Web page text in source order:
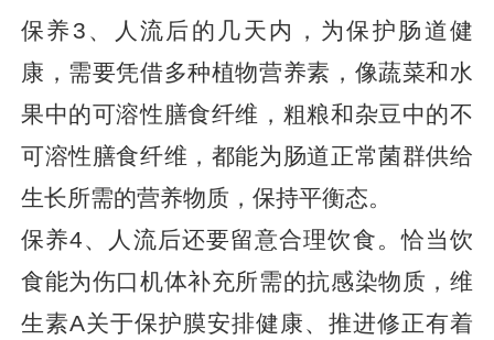
保养3、人流后的几天内，为保护肠道健
康，需要凭借多种植物营养素，像蔬菜和水
果中的可溶性膳食纤维，粗粮和杂豆中的不
可溶性膳食纤维，都能为肠道正常菌群供给
生长所需的营养物质，保持平衡态。
保养4、人流后还要留意合理饮食。恰当饮
食能为伤口机体补充所需的抗感染物质，维
生素A关于保护膜安排健康、推进修正有着